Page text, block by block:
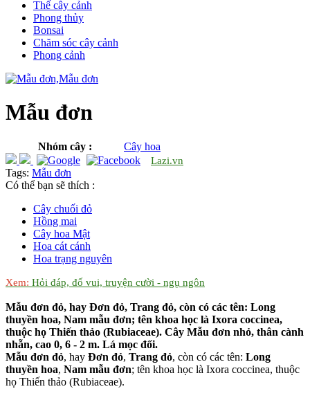
Thế cây cảnh
Phong thủy
Bonsai
Chăm sóc cây cảnh
Phong cảnh
Mẫu đơn
Nhóm cây : Cây hoa
Lazi.vn
Tags: Mẫu đơn
Có thể bạn sẽ thích :
Cây chuối đỏ
Hồng mai
Cây hoa Mật
Hoa cát cánh
Hoa trạng nguyên
Xem: Hỏi đáp, đố vui, truyện cười - ngụ ngôn
Mẫu đơn đỏ, hay Đơn đỏ, Trang đỏ, còn có các tên: Long
thuyền hoa, Nam mẫu đơn; tên khoa học là Ixora coccinea,
thuộc họ Thiến thảo (Rubiaceae). Cây Mẫu đơn nhỏ, thân cành
nhẵn, cao 0, 6 - 2 m. Lá mọc đối.
Mẫu đơn đỏ, hay Đơn đỏ, Trang đỏ, còn có các tên: Long
thuyền hoa, Nam mẫu đơn; tên khoa học là Ixora coccinea, thuộc
họ Thiến thảo (Rubiaceae).